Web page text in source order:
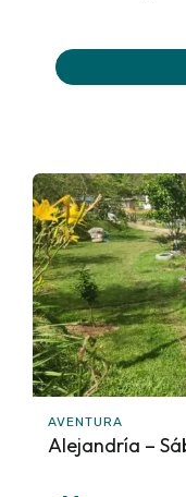
AVENTURA
Alejandría –